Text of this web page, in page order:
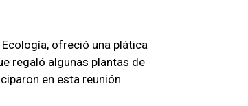
ofreció una plática
regaló algunas plantas de
en esta reunión.